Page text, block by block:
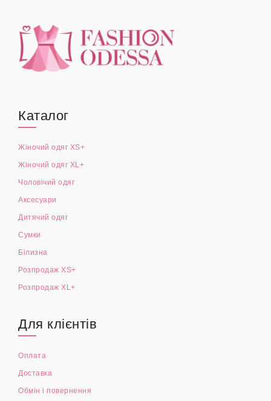
Каталог
Жіночий одяг XS+
Жіночий одяг XL+
Чоловічий одяг
Аксесуари
Дитячий одяг
Сумки
Білизна
Розпродаж XS+
Розпродаж XL+
Для клієнтів
Оплата
Доставка
Обмін і повернення